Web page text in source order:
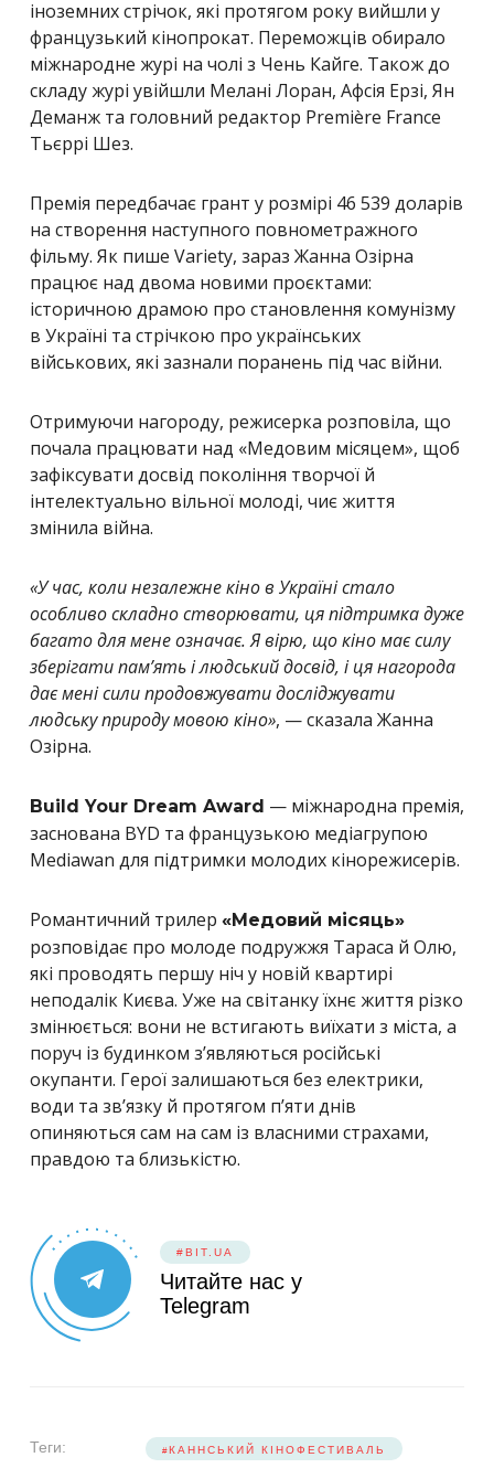
іноземних стрічок, які протягом року вийшли у
французький кінопрокат. Переможців обирало
міжнародне журі на чолі з Чень Кайге. Також до
складу журі увійшли Мелані Лоран, Афсія Ерзі, Ян
Деманж та головний редактор Première France
Тьєррі Шез.
Премія передбачає грант у розмірі 46 539 доларів
на створення наступного повнометражного
фільму. Як пише Variety, зараз Жанна Озірна
працює над двома новими проєктами:
історичною драмою про становлення комунізму
в Україні та стрічкою про українських
військових, які зазнали поранень під час війни.
Отримуючи нагороду, режисерка розповіла, що
почала працювати над «Медовим місяцем», щоб
зафіксувати досвід покоління творчої й
інтелектуально вільної молоді, чиє життя
змінила війна.
«У час, коли незалежне кіно в Україні стало
особливо складно створювати, ця підтримка дуже
багато для мене означає. Я вірю, що кіно має силу
зберігати пам’ять і людський досвід, і ця нагорода
дає мені сили продовжувати досліджувати
людську природу мовою кіно», — сказала Жанна
Озірна.
Build Your Dream Award — міжнародна премія,
заснована BYD та французькою медіагрупою
Mediawan для підтримки молодих кінорежисерів.
Романтичний трилер «Медовий місяць»
розповідає про молоде подружжя Тараса й Олю,
які проводять першу ніч у новій квартирі
неподалік Києва. Уже на світанку їхнє життя різко
змінюється: вони не встигають виїхати з міста, а
поруч із будинком з’являються російські
окупанти. Герої залишаються без електрики,
води та зв’язку й протягом п’яти днів
опиняються сам на сам із власними страхами,
правдою та близькістю.
#BIT.UA
Читайте нас у
Telegram
Теги: КАННСЬКИЙ КІНОФЕСТИВАЛЬ